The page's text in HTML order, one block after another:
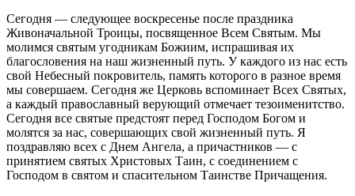
Сегодня — следующее воскресенье после праздника
Живоначальной Троицы, посвященное Всем Святым. Мы
молимся святым угодникам Божиим, испрашивая их
благословения на наш жизненный путь. У каждого из нас есть
свой Небесный покровитель, память которого в разное время
мы совершаем. Сегодня же Церковь вспоминает Всех Святых,
а каждый православный верующий отмечает тезоименитство.
Сегодня все святые предстоят перед Господом Богом и
молятся за нас, совершающих свой жизненный путь. Я
поздравляю всех с Днем Ангела, а причастников — с
принятием святых Христовых Таин, с соединением с
Господом в святом и спасительном Таинстве Причащения.